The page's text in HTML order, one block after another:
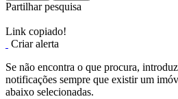
Partilhar pesquisa
Link copiado!
Criar alerta
Se não encontra o que procura,
notificações sempre que existir um
abaixo selecionadas.